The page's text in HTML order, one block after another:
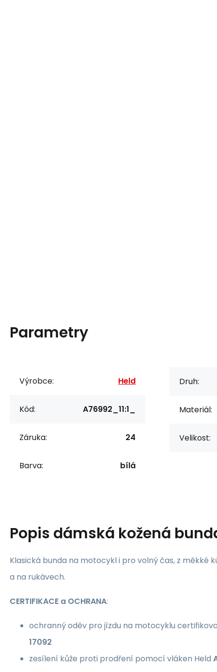
Parametry
Výrobce: Held
Kód: A76992_11:1_
Záruka: 24
Barva: bílá
Druh:
Materiál:
Velikost:
Popis dámská kožená
Klasická bunda na motocykl i pro volný čas, z měkké
a na rukávech.
CERTIFIKACE a OCHRANA:
ochranný oděv pro jízdu na motocyklu
17092
zesílení kůže proti prodření pomocí vláken Held